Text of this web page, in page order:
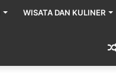
WISATA DAN KULINER